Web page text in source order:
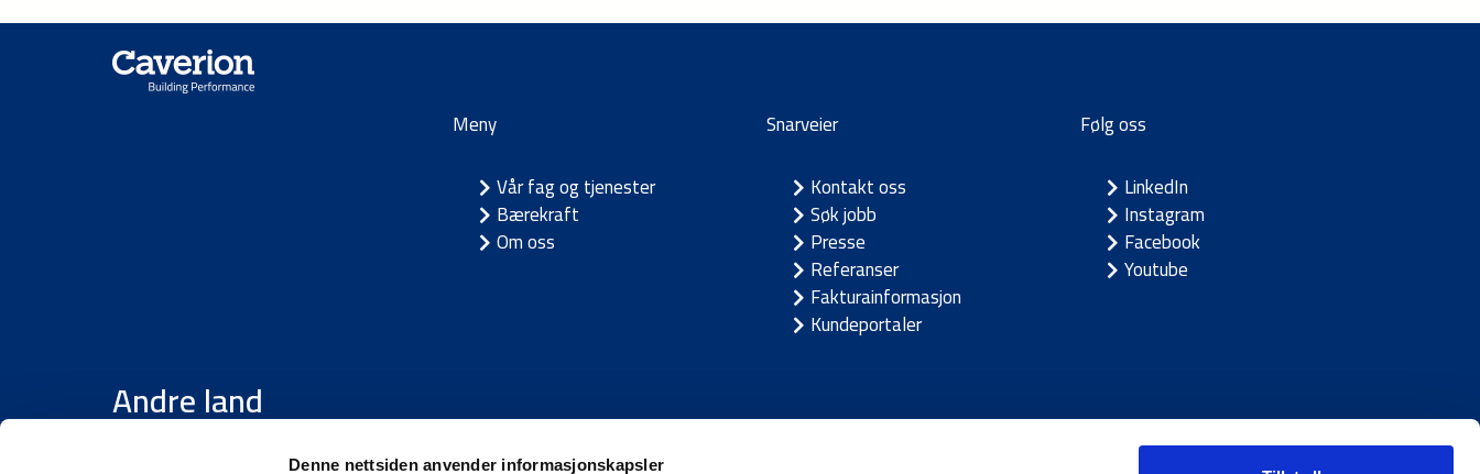
Denne nettsiden anvender informasjonskapsler
Meny
Vår fag og tjenester
Bærekraft
Om oss
Snarveier
Kontakt oss
Søk jobb
Presse
Referanser
Fakturainformasjon
Kundeportaler
Følg oss
LinkedIn
Instagram
Facebook
Youtube
Andre land